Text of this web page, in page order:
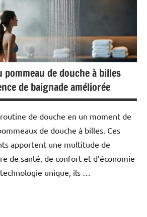
pommeau de douche à billes
de baignade améliorée
de douche en un moment de
de douche à billes. Ces
apportent une multitude de
de santé, de confort et d’économie
technologie unique, ils …